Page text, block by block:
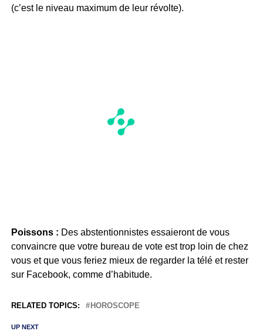
(c’est le niveau maximum de leur révolte).
Poissons : Des abstentionnistes essaieront de vous
convaincre que votre bureau de vote est trop loin de chez
vous et que vous feriez mieux de regarder la télé et rester
sur Facebook, comme d’habitude.
RELATED TOPICS: HOROSCOPE
UP NEXT